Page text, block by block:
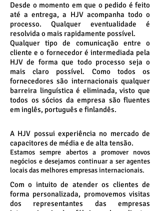
Desde o momento em que o pedido é feito
até a entrega, a HJV acompanha todo o
processo. Qualquer eventualidade é
resolvida o mais rapidamente possível.
Qualquer tipo de comunicação entre o
cliente e o fornecedor é intermediada pela
HJV de forma que todo processo seja o
mais claro possível. Como todos os
fornecedores são internacionais qualquer
barreira linguística é eliminada, visto que
todos os sócios da empresa são fluentes
em inglês, português e finlandês.
A HJV possui experiência no mercado de
capacitores de média e de alta tensão.
Estamos sempre abertos a promover novos
negócios e desejamos continuar a ser agentes
locais das melhores empresas internacionais.
Com o intuito de atender os clientes de
forma personalizada, promovemos visitas
dos representantes das empresas